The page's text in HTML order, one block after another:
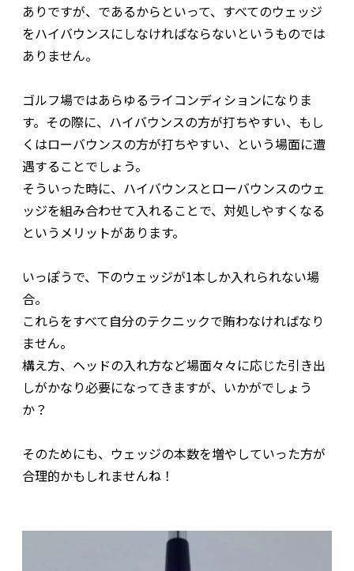
ありですが、であるからといって、すべてのウェッジ
をハイバウンスにしなければならないというものでは
ありません。
ゴルフ場ではあらゆるライコンディションになりま
す。その際に、ハイバウンスの方が打ちやすい、もし
くはローバウンスの方が打ちやすい、という場面に遭
遇することでしょう。
そういった時に、ハイバウンスとローバウンスのウェ
ッジを組み合わせて入れることで、対処しやすくなる
というメリットがあります。
いっぽうで、下のウェッジが1本しか入れられない場
合。
これらをすべて自分のテクニックで賄わなければなり
ません。
構え方、ヘッドの入れ方など場面々々に応じた引き出
しがかなり必要になってきますが、いかがでしょう
か？
そのためにも、ウェッジの本数を増やしていった方が
合理的かもしれませんね！